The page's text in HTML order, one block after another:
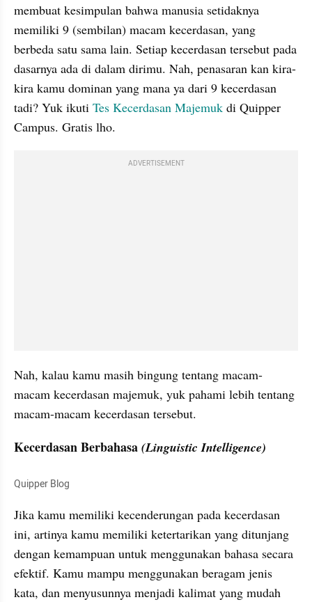
membuat kesimpulan bahwa manusia setidaknya
memiliki 9 (sembilan) macam kecerdasan, yang
berbeda satu sama lain. Setiap kecerdasan tersebut pada
dasarnya ada di dalam dirimu. Nah, penasaran kan kira-
kira kamu dominan yang mana ya dari 9 kecerdasan
tadi? Yuk ikuti Tes Kecerdasan Majemuk di Quipper
Campus. Gratis lho.
ADVERTISEMENT
Nah, kalau kamu masih bingung tentang macam-
macam kecerdasan majemuk, yuk pahami lebih tentang
macam-macam kecerdasan tersebut.
Kecerdasan Berbahasa (Linguistic Intelligence)
Quipper Blog
Jika kamu memiliki kecenderungan pada kecerdasan
ini, artinya kamu memiliki ketertarikan yang ditunjang
dengan kemampuan untuk menggunakan bahasa secara
efektif. Kamu mampu menggunakan beragam jenis
kata, dan menyusunnya menjadi kalimat yang mudah